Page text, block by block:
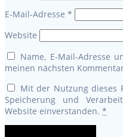
E-Mail-Adresse *
Website
Name, E-Mail-Adresse
meinen nächsten
Mit der Nutzung dieses
Speicherung und
Website einverstanden. *